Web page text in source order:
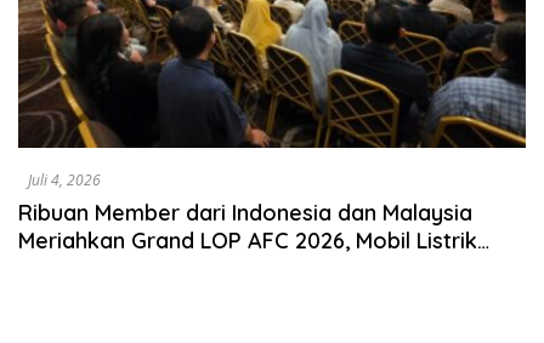
Juli 4, 2026
Ribuan Member dari Indonesia dan Malaysia
Meriahkan Grand LOP AFC 2026, Mobil Listrik